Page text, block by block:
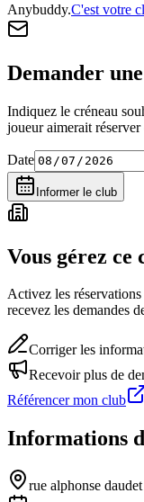
Anybuddy.C'est votre
Demander
Indiquez le créneau
joueur aimerait
Date
Informer le club
Vous gérez ce
Activez les
recevez les demandes
Corriger les
Recevoir plus de
Référencer mon club
Informations
rue alphonse